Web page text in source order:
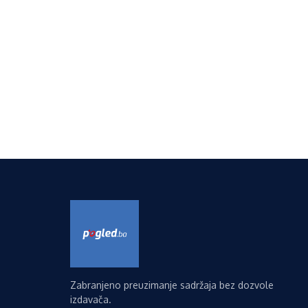
Zabranjeno preuzimanje sadržaja bez dozvole
izdavača.